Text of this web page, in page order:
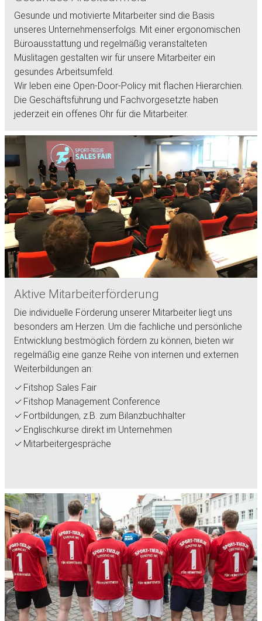
Gesunde und motivierte Mitarbeiter sind die Basis
unseres Unternehmenserfolgs. Mit einer ergonomischen
Büroausstattung und regelmäßig veranstalteten
Müslitagen gestalten wir für unsere Mitarbeiter ein
gesundes Arbeitsumfeld.
Wir leben eine Open-Door-Policy mit flachen Hierarchien.
Die Geschäftsführung und Fachvorgesetzte haben
jederzeit ein offenes Ohr für die Mitarbeiter.
Aktive Mitarbeiterförderung
Die individuelle Förderung unserer Mitarbeiter liegt uns
besonders am Herzen. Um die fachliche und persönliche
Entwicklung bestmöglich fördern zu können, bieten wir
regelmäßig eine ganze Reihe von internen und externen
Weiterbildungen an:
Fitshop Sales Fair
Fitshop Management Conference
Fortbildungen, z.B. zum Bilanzbuchhalter
Englischkurse direkt im Unternehmen
Mitarbeitergespräche